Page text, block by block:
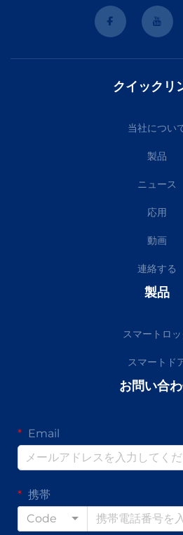
クイックリ
当社につい
製品
ニュース
応用
動画
連絡する
製品
スマートロッ
スマートド
お問い合
Email
携帯
Code